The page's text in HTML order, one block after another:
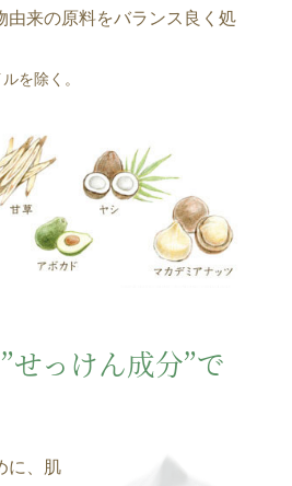
由来の原料をバランス良く処
を除く。
せっけん成分”で
に、肌